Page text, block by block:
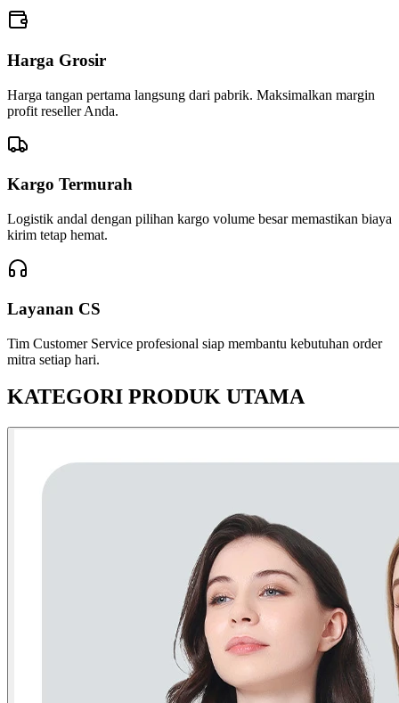
Harga Grosir
Harga tangan pertama langsung dari pabrik. Maksimalkan margin
profit reseller Anda.
Kargo Termurah
Logistik andal dengan pilihan kargo volume besar memastikan biaya
kirim tetap hemat.
Layanan CS
Tim Customer Service profesional siap membantu kebutuhan order
mitra setiap hari.
KATEGORI PRODUK UTAMA